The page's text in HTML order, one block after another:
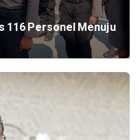
116 Personel Menuju